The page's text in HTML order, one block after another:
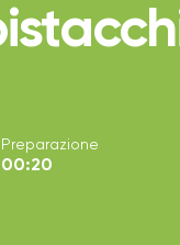
Preparazione
00:20